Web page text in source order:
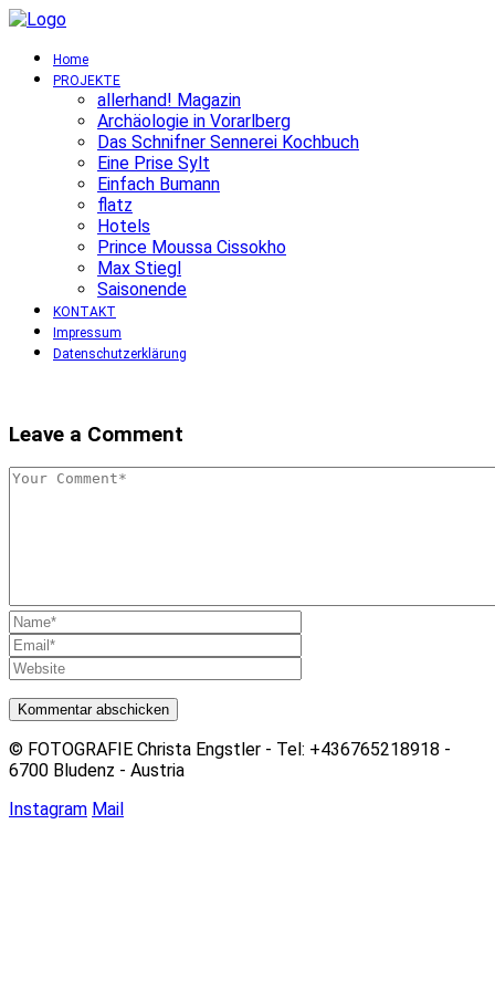
Home
PROJEKTE
allerhand! Magazin
Archäologie in Vorarlberg
Das Schnifner Sennerei Kochbuch
Eine Prise Sylt
Einfach Bumann
flatz
Hotels
Prince Moussa Cissokho
Max Stiegl
Saisonende
KONTAKT
Impressum
Datenschutzerklärung
Leave a Comment
© FOTOGRAFIE Christa Engstler - Tel: +436765218918 -
6700 Bludenz - Austria
Instagram Mail